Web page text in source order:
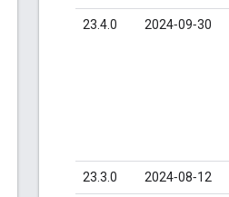
23.4.0 2024‑09‑30
23.3.0 2024‑08‑12